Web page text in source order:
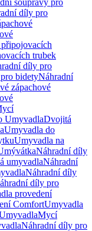
soupravy pro
díly pro
trubek
díly pro
bidetyNáhradní
zápachové
UmyvadlaDvojitá
Umyvadla do
Umyvadla na
Náhradní díly
umyvadlaNáhradní
Náhradní díly
díly pro
provedení
ComfortUmyvadla
Mycí
Náhradní díly pro